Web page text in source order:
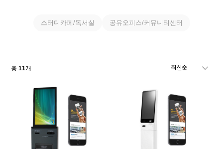
스터디카페/독서실 공유오피스/커뮤니티센터
총11개